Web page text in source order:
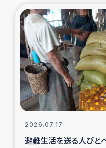
2026.07.17
避難生活を送る人びと